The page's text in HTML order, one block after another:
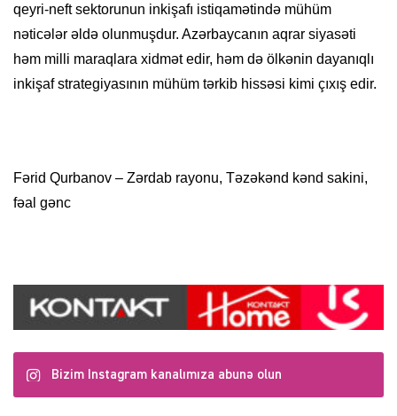
qeyri-neft sektorunun inkişafı istiqamətində mühüm
nəticələr əldə olunmuşdur. Azərbaycanın aqrar siyasəti
həm milli maraqlara xidmət edir, həm də ölkənin dayanıqlı
inkişaf strategiyasının mühüm tərkib hissəsi kimi çıxış edir.
Fərid Qurbanov – Zərdab rayonu, Təzəkənd kənd sakini,
fəal gənc
Bizim Instagram kanalımıza abunə olun